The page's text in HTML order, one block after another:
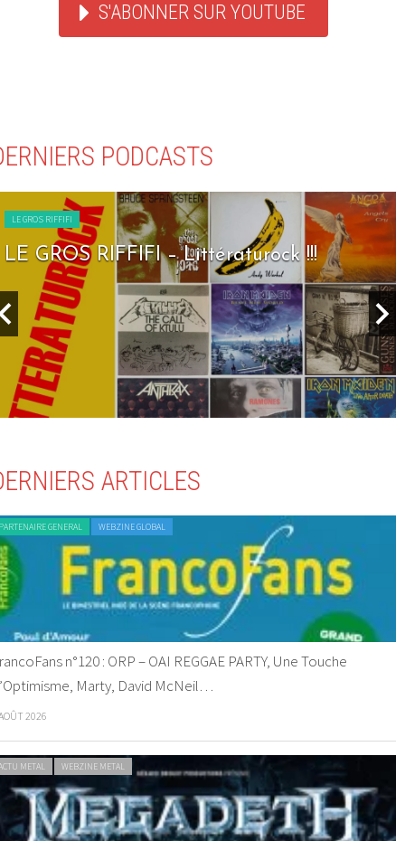
S'ABONNER SUR YOUTUBE
PODCASTS
LE GROS RIFFIFI
LE GROS RIFFIFI – Seven Days To
ARTICLES
GENERAL WEBZINE GLOBAL
n°120 : ORP – OAI REGGAE PARTY, Une Touche
Marty, David McNeil…
2026
METAL WEBZINE METAL